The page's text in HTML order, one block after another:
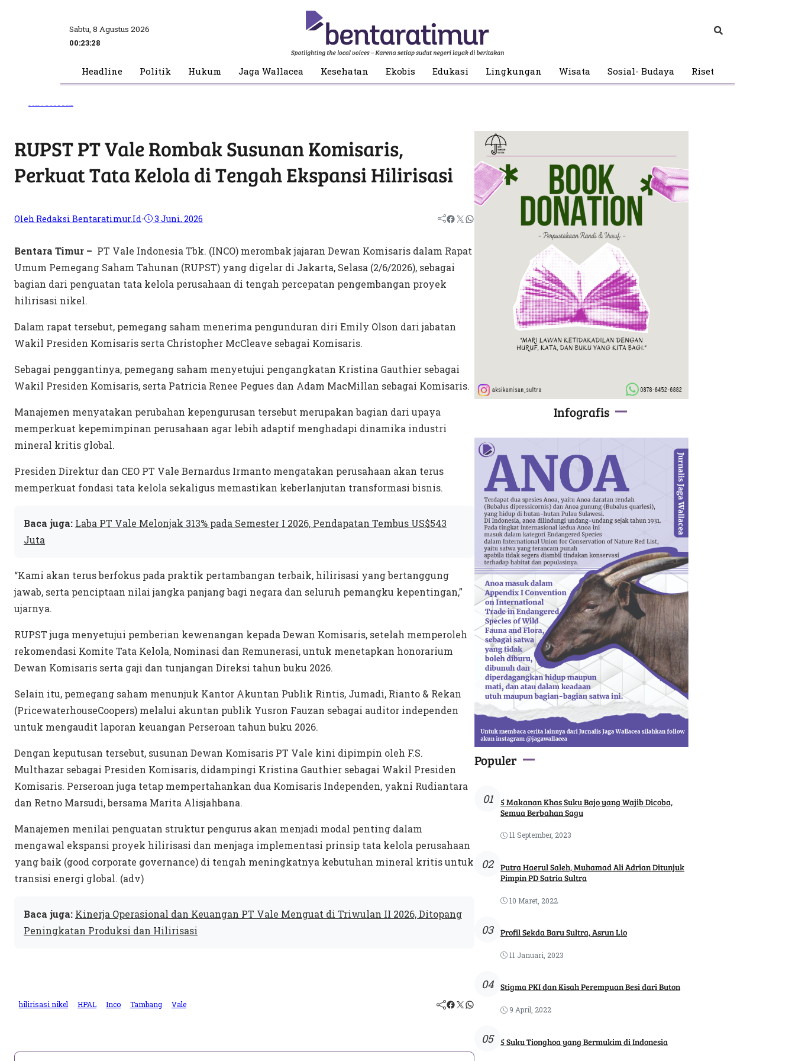
Sabtu, 8 Agustus 2026
00:23:29
Headline Politik Hukum Jaga Wallacea Kesehatan Ekobis Edukasi Lingkungan Wisata Sosial- Budaya Riset
RUPST PT Vale Rombak Susunan Komisaris,
Perkuat Tata Kelola di Tengah Ekspansi Hilirisasi
Oleh Redaksi Bentaratimur.id• 3 Juni, 2026
Bentara Timur – PT Vale Indonesia Tbk. (INCO) merombak jajaran Dewan Komisaris dalam Rapat
Umum Pemegang Saham Tahunan (RUPST) yang digelar di Jakarta, Selasa (2/6/2026), sebagai
bagian dari penguatan tata kelola perusahaan di tengah percepatan pengembangan proyek
hilirisasi nikel.
Dalam rapat tersebut, pemegang saham menerima pengunduran diri Emily Olson dari jabatan
Wakil Presiden Komisaris serta Christopher McCleave sebagai Komisaris.
Sebagai penggantinya, pemegang saham menyetujui pengangkatan Kristina Gauthier sebagai
Wakil Presiden Komisaris, serta Patricia Renee Pegues dan Adam MacMillan sebagai Komisaris.
Manajemen menyatakan perubahan kepengurusan tersebut merupakan bagian dari upaya
memperkuat kepemimpinan perusahaan agar lebih adaptif menghadapi dinamika industri
mineral kritis global.
Presiden Direktur dan CEO PT Vale Bernardus Irmanto mengatakan perusahaan akan terus
memperkuat fondasi tata kelola sekaligus memastikan keberlanjutan transformasi bisnis.
Baca juga: Laba PT Vale Melonjak 313% pada Semester I 2026, Pendapatan Tembus US$543
Juta
“Kami akan terus berfokus pada praktik pertambangan terbaik, hilirisasi yang bertanggung
jawab, serta penciptaan nilai jangka panjang bagi negara dan seluruh pemangku kepentingan,”
ujarnya.
RUPST juga menyetujui pemberian kewenangan kepada Dewan Komisaris, setelah memperoleh
rekomendasi Komite Tata Kelola, Nominasi dan Remunerasi, untuk menetapkan honorarium
Dewan Komisaris serta gaji dan tunjangan Direksi tahun buku 2026.
Selain itu, pemegang saham menunjuk Kantor Akuntan Publik Rintis, Jumadi, Rianto & Rekan
(PricewaterhouseCoopers) melalui akuntan publik Yusron Fauzan sebagai auditor independen
untuk mengaudit laporan keuangan Perseroan tahun buku 2026.
Dengan keputusan tersebut, susunan Dewan Komisaris PT Vale kini dipimpin oleh F.S.
Multhazar sebagai Presiden Komisaris, didampingi Kristina Gauthier sebagai Wakil Presiden
Komisaris. Perseroan juga tetap mempertahankan dua Komisaris Independen, yakni Rudiantara
dan Retno Marsudi, bersama Marita Alisjahbana.
Manajemen menilai penguatan struktur pengurus akan menjadi modal penting dalam
mengawal ekspansi proyek hilirisasi dan menjaga implementasi prinsip tata kelola perusahaan
yang baik (good corporate governance) di tengah meningkatnya kebutuhan mineral kritis untuk
transisi energi global. (adv)
Baca juga: Kinerja Operasional dan Keuangan PT Vale Menguat di Triwulan II 2026, Ditopang
Peningkatan Produksi dan Hilirisasi
hilirisasi nikel HPAL Inco Tambang Vale
Infografis
Populer
01
5 Makanan Khas Suku Bajo yang Wajib Dicoba,
Semua Berbahan Sagu
11 September, 2023
02
Putra Haerul Saleh, Muhamad Ali Adrian Ditunjuk
Pimpin PD Satria Sultra
10 Maret, 2022
03 Profil Sekda Baru Sultra, Asrun Lio
11 Januari, 2023
04 Stigma PKI dan Kisah Perempuan Besi dari Buton
9 April, 2022
05 5 Suku Tionghoa yang Bermukim di Indonesia